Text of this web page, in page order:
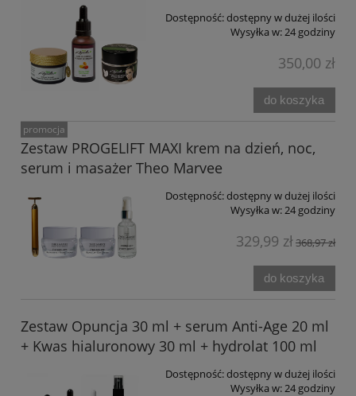
Dostępność:dostępny w dużej ilości
Wysyłka w: 24 godziny
350,00 zł
do koszyka
Zestaw PROGELIFT MAXI krem na dzień, noc,
serum i masażer Theo Marvee
Dostępność:dostępny w dużej ilości
Wysyłka w:24 godziny
329,99 zł368,97 zł
do koszyka
promocja
Zestaw Opuncja 30 ml + serum Anti-Age 20 ml
+ Kwas hialuronowy 30 ml + hydrolat 100 ml
Dostępność:dostępny w dużej ilości
Wysyłka w:24 godziny